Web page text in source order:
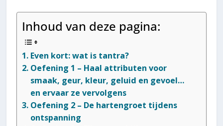
Inhoud van deze pagina:
Even kort: wat is tantra?
Oefening 1 – Haal attributen voor
smaak, geur, kleur, geluid en gevoel…
en ervaar ze vervolgens
Oefening 2 – De hartengroet tijdens
ontspanning